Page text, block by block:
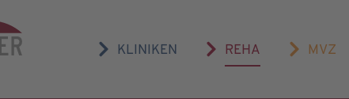
KLINIKEN REHA MVZ